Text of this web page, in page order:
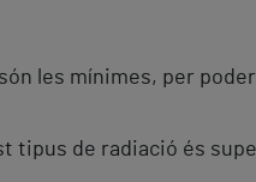
les mínimes, per
tipus de radiació és